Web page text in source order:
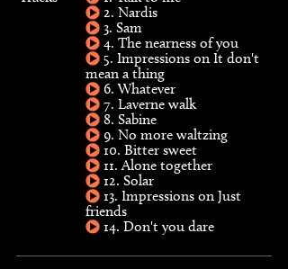
2. Nardis
3. Sam
4. The nearness of you
5. Impressions on It don't
mean a thing
6. Whatever
7. Laverne walk
8. Sabine
9. No more waltzing
10. Bitter sweet
11. Alone together
12. Solar
13. Impressions on Just
friends
14. Don't you dare